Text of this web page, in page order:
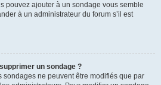
pouvez ajouter à un sondage vous semble
à un administrateur du forum s’il est
un sondage ?
sondages ne peuvent être modifiés que par